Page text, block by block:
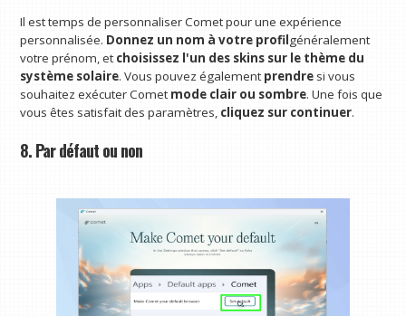
Il est temps de personnaliser Comet pour une expérience
personnalisée. Donnez un nom à votre profil généralement
votre prénom, et choisissez l'un des skins sur le thème du
système solaire. Vous pouvez également prendresi vous
souhaitez exécuter Comet mode clair ou sombre. Une fois que
vous êtes satisfait des paramètres, cliquez sur continuer.
8. Par défaut ou non